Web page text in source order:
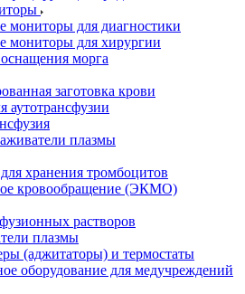
мониторы для диагностики
мониторы для хирургии
морга
заготовка крови
аутотрансфузии
плазмы
хранения тромбоцитов
кровообращение (ЭКМО)
растворов
плазмы
(аджитаторы) и термостаты
оборудование для медучреждений